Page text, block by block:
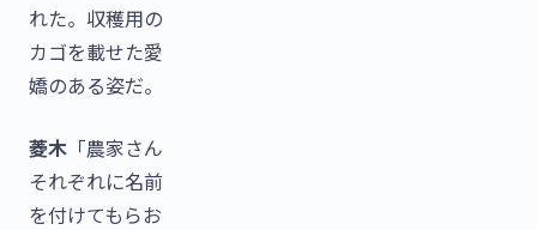
れた。収穫用の
カゴを載せた愛
嬌のある姿だ。
菱木 「農家さん
それぞれに名前
を付けてもらお